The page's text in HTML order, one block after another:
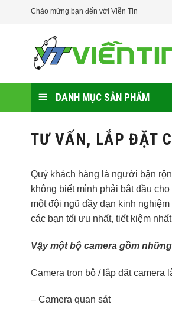
Chào mừng bạn đến với Viễn Tin
DANH MỤC SẢN PHẨM
TƯ VẤN, LẮP ĐẶT
Quý khách hàng là người bận
không biết mình phải bắt đầu
một đội ngũ dầy dạn kinh
các bạn tối ưu nhất, tiết kiệm
Vậy một bộ camera gồm
Camera trọn bộ / lắp đặt camera
– Camera quan sát